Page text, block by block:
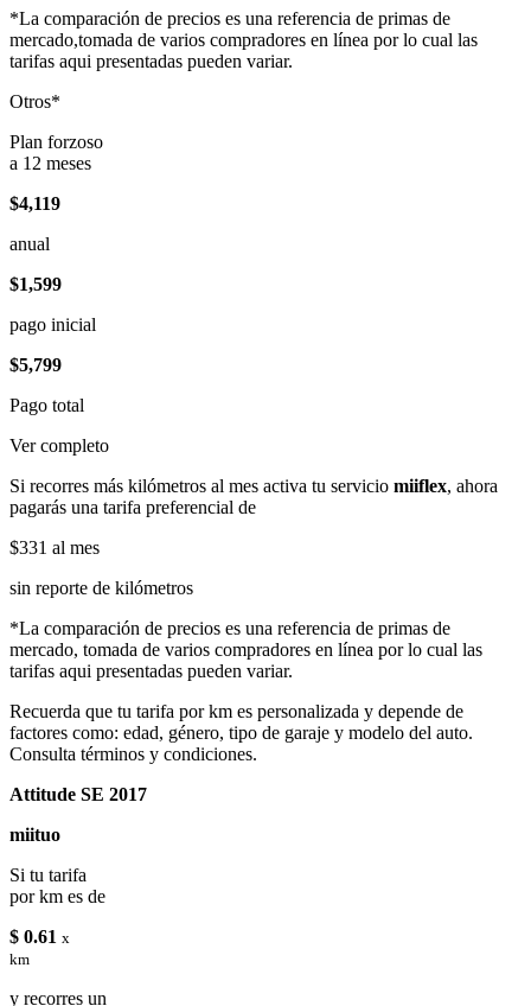
*La comparación de precios es una referencia de primas de
mercado,tomada de varios compradores en línea por lo cual las
tarifas aqui presentadas pueden variar.
Otros*
Plan forzoso
a 12 meses
$4,119
anual
$1,599
pago inicial
$5,799
Pago total
Ver completo
Si recorres más kilómetros al mes activa tu servicio miiflex, ahora
pagarás una tarifa preferencial de
$331 al mes
sin reporte de kilómetros
*La comparación de precios es una referencia de primas de
mercado, tomada de varios compradores en línea por lo cual las
tarifas aqui presentadas pueden variar.
Recuerda que tu tarifa por km es personalizada y depende de
factores como: edad, género, tipo de garaje y modelo del auto.
Consulta términos y condiciones.
Attitude SE 2017
miituo
Si tu tarifa
por km es de
$ 0.61 x
km
y recorres un